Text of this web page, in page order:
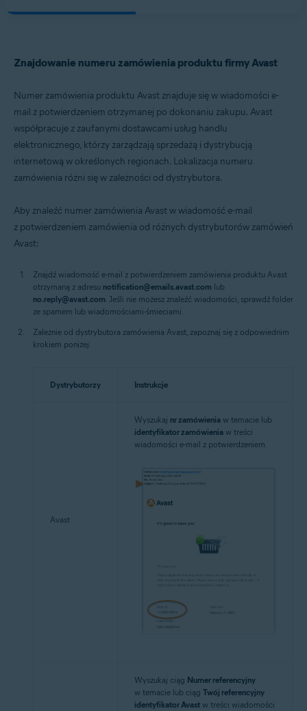
Znajdowanie numeru zamówienia produktu firmy Avast
Numer zamówienia produktu Avast znajduje się w wiadomości e-
mail z potwierdzeniem otrzymanej po dokonaniu zakupu. Avast
współpracuje z zaufanymi dostawcami usług handlu
elektronicznego, którzy zarządzają sprzedażą i dystrybucją
internetową w określonych regionach. Lokalizacja numeru
zamówienia różni się w zależności od dystrybutora.
Aby znaleźć numer zamówienia Avast w wiadomość e-mail
z potwierdzeniem zamówienia od różnych dystrybutorów zamówień
Avast:
Znajdź wiadomość e-mail z potwierdzeniem zamówienia produktu Avast
otrzymaną z adresu notification@emails.avast.com lub
no.reply@avast.com. Jeśli nie możesz znaleźć wiadomości, sprawdź folder
ze spamem lub wiadomościami-śmieciami.
Zależnie od dystrybutora zamówienia Avast, zapoznaj się z odpowiednim
krokiem poniżej:
Dystrybutorzy Instrukcje
Avast
Wyszukaj nr zamówienia w temacie lub
identyfikator zamówienia w treści
wiadomości e-mail z potwierdzeniem.
Wyszukaj ciąg Numer referencyjny
w temacie lub ciąg Twój referencyjny
identyfikator Avast w treści wiadomości